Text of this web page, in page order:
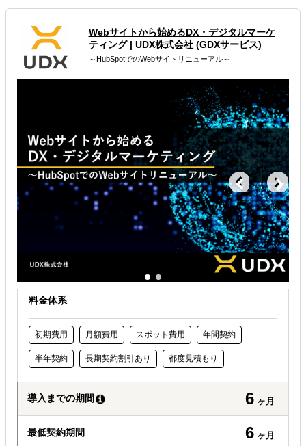
海外ECモール出品代行 海外向けECサイト構築
多言語サイト制作
自社商材に最適な販売方法を知りたい
自社商材の現地でのニーズを知りたい
店舗出店のサポートをして欲しい
Webサイトから始めるDX・デジタルマーケ
ティング| UDX株式会社 (GDXサービス)
～HubSpotでのWebサイトリニューアル～
料金体系
初期費用 月額費用 スポット費用 年間契約
半年契約 長期契約割引あり 都度見積もり
導入までの期間 6 ヶ月
最低契約期間 6 ヶ月